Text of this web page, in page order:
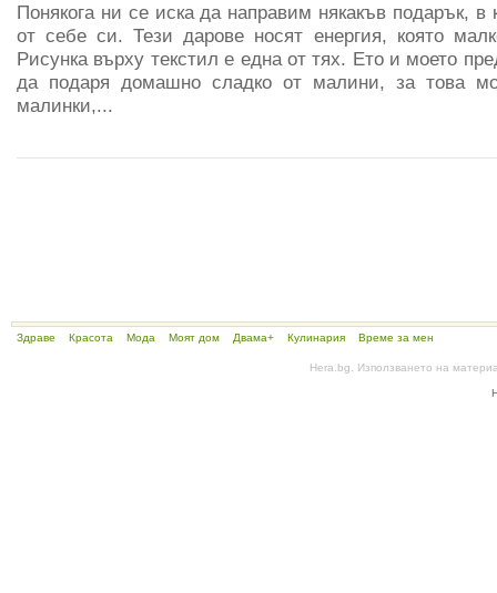
Понякога ни се иска да направим някакъв подарък,
от себе си. Тези дарове носят енергия, която
Рисунка върху текстил е една от тях. Ето и моето
да подаря домашно сладко от малини, за това
малинки,...
Здраве Красота Мода Моят дом Двама+ Кулинария Време за мен
Hera.bg. Използването на